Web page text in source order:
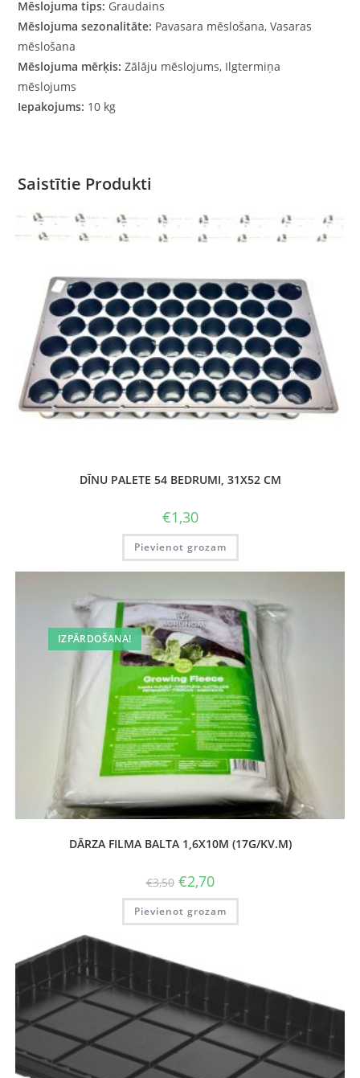
Mēslojuma tips: Graudains
Mēslojuma sezonalitāte: Pavasara mēslošana, Vasaras
mēslošana
Mēslojuma mērķis: Zālāju mēslojums, Ilgtermiņa
mēslojums
Iepakojums: 10 kg
Saistītie Produkti
DĪNU PALETE 54 BEDRUMI, 31X52 CM
€1,30
Pievienot grozam
IZPĀRDOŠANA!
DĀRZA FILMA BALTA 1,6X10M (17G/KV.M)
€3,50 €2,70
Pievienot grozam